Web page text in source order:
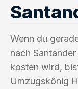
Wenn du
nach
kosten wird,
Umzugskönig